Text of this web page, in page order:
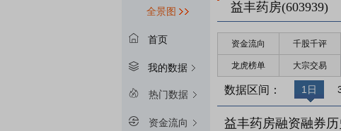
全景图
首页
我的数据
热门数据
资金流向
益丰药房(603939)
资金流向 千股千评
龙虎榜单 大宗交易
数据区间： 1日
益丰药房融资融券